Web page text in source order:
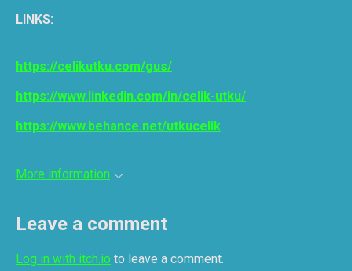
LINKS:
https://celikutku.com/gus/
https://www.linkedin.com/in/celik-utku/
https://www.behance.net/utkucelik
More information
Leave a comment
Log in with itch.io to leave a comment.